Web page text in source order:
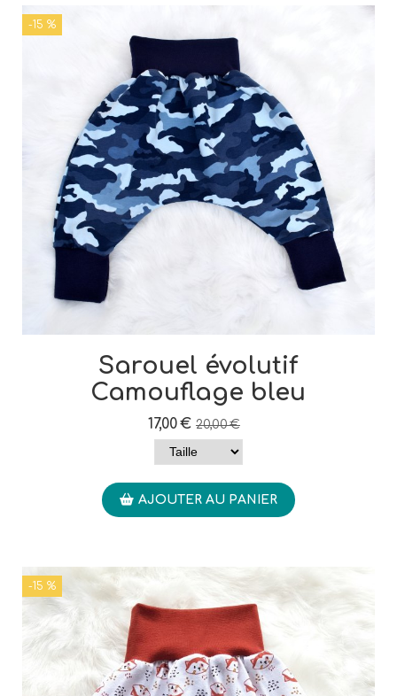
-15 %
Sarouel évolutif
Camouflage bleu
17,00€ 20,00€
AJOUTER AU PANIER
-15 %